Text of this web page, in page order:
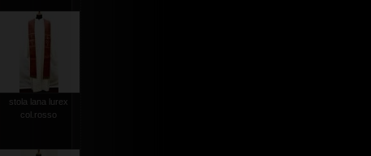
stola lana lurex
col.rosso